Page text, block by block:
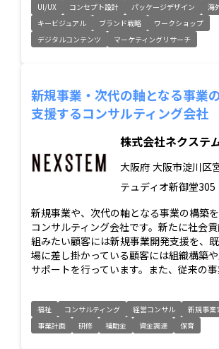
UI/UX コンセプト設計 パッケージデザイン
海
キービジュアル
ブランド戦略
ワークショップ
デジタルコンテンツ
マーケティングリサーチ
新規事業・次代の軸となる事業
支援するコンサルティング会社
株式会社ネクステ
大阪府 大阪市淀川区
テュディオ新御堂305
新規事業や、次代の軸となる事業の構築
コンサルティング会社です。新たに社会
組みたい顧客には新規事業開発支援を、
場に差し掛かっている顧客には組織構築
サポートを行っています。また、従来の事
福祉 コンサルティング 経営コンサル 新規事業
事業計画
研修 補助金 資金調達 保育